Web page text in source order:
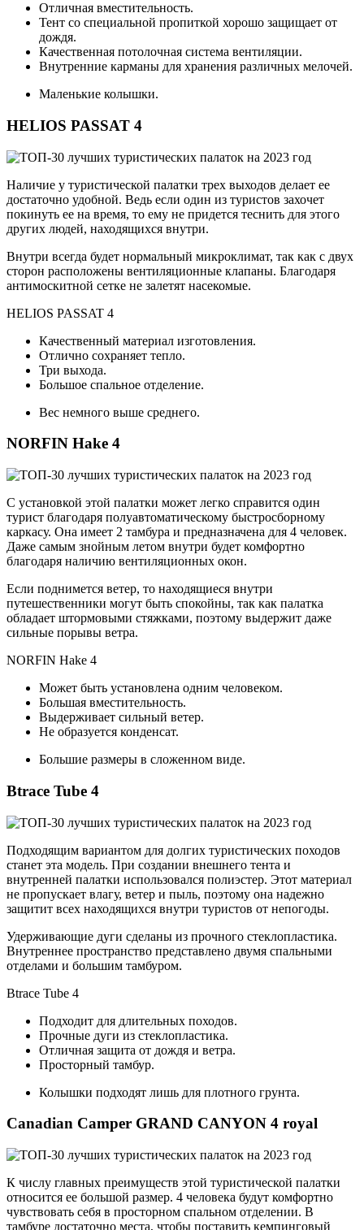
Отличная вместительность.
Тент со специальной пропиткой хорошо защищает от
дождя.
Качественная потолочная система вентиляции.
Внутренние карманы для хранения различных мелочей.
Маленькие колышки.
HELIOS PASSAT 4
Наличие у туристической палатки трех выходов делает ее
достаточно удобной. Ведь если один из туристов захочет
покинуть ее на время, то ему не придется теснить для этого
других людей, находящихся внутри.
Внутри всегда будет нормальный микроклимат, так как с двух
сторон расположены вентиляционные клапаны. Благодаря
антимоскитной сетке не залетят насекомые.
HELIOS PASSAT 4
Качественный материал изготовления.
Отлично сохраняет тепло.
Три выхода.
Большое спальное отделение.
Вес немного выше среднего.
NORFIN Hake 4
С установкой этой палатки может легко справится один
турист благодаря полуавтоматическому быстросборному
каркасу. Она имеет 2 тамбура и предназначена для 4 человек.
Даже самым знойным летом внутри будет комфортно
благодаря наличию вентиляционных окон.
Если поднимется ветер, то находящиеся внутри
путешественники могут быть спокойны, так как палатка
обладает штормовыми стяжками, поэтому выдержит даже
сильные порывы ветра.
NORFIN Hake 4
Может быть установлена одним человеком.
Большая вместительность.
Выдерживает сильный ветер.
Не образуется конденсат.
Большие размеры в сложенном виде.
Btrace Tube 4
Подходящим вариантом для долгих туристических походов
станет эта модель. При создании внешнего тента и
внутренней палатки использовался полиэстер. Этот материал
не пропускает влагу, ветер и пыль, поэтому она надежно
защитит всех находящихся внутри туристов от непогоды.
Удерживающие дуги сделаны из прочного стеклопластика.
Внутреннее пространство представлено двумя спальными
отделами и большим тамбуром.
Btrace Tube 4
Подходит для длительных походов.
Прочные дуги из стеклопластика.
Отличная защита от дождя и ветра.
Просторный тамбур.
Колышки подходят лишь для плотного грунта.
Canadian Camper GRAND CANYON 4 royal
К числу главных преимуществ этой туристической палатки
относится ее большой размер. 4 человека будут комфортно
чувствовать себя в просторном спальном отделении. В
тамбуре достаточно места, чтобы поставить кемпинговый